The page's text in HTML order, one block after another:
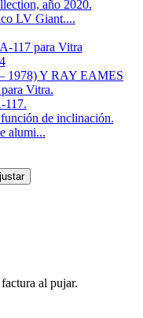
año 2020.
LV Giant....
117 para Vitra
1978) Y RAY EAMES
Vitra.
117.
de inclinación.
alumi...
al pujar.